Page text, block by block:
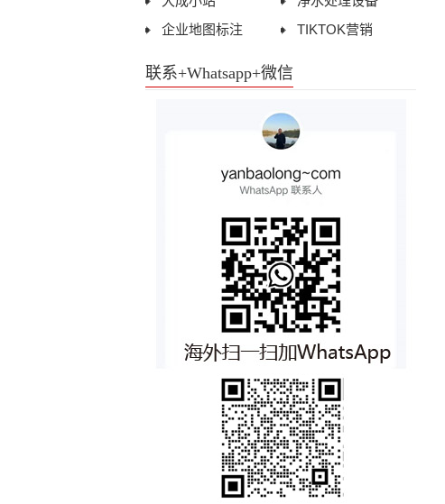
企业地图标注
TIKTOK营销
联系+Whatsapp+微信